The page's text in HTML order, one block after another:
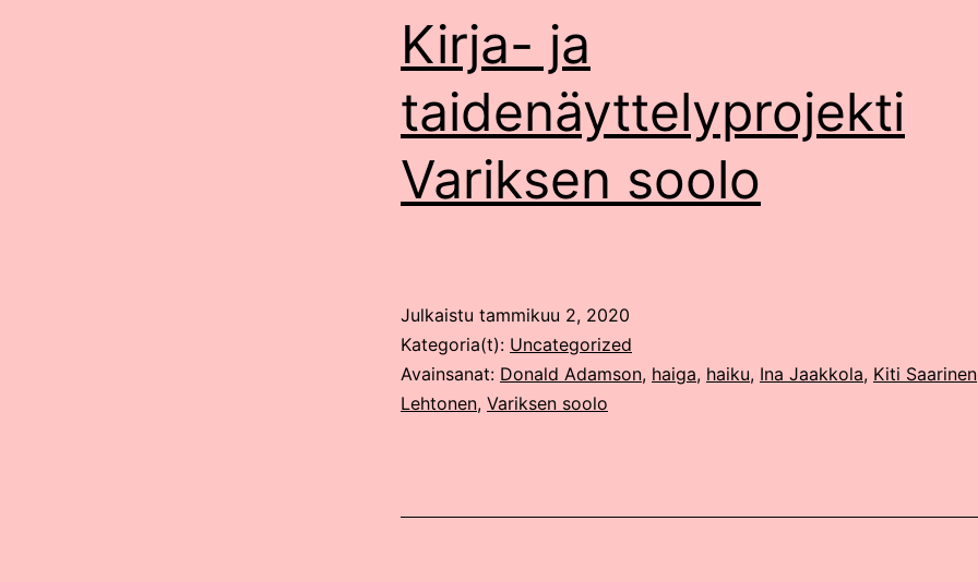
Kirja- ja
taidenäyttelyprojekti
Variksen soolo
Julkaistu tammikuu 2, 2020
Kategoria(t): Uncategorized
Avainsanat: Donald Adamson, haiga, haiku, Ina Jaakkola, Kiti Saarinen
Lehtonen, Variksen soolo